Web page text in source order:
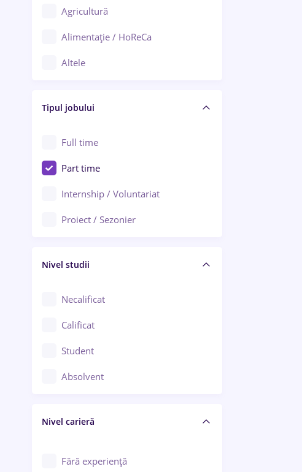
Ploiești
Arad
Baia Mare
Bârlad
Bistrița (Bistrița-Năsăud)
Agricultură
Alimentație / HoReCa
Altele
Asigurări
Au pair / Babysitter / Curățenie
Audit / Consultanță
Auto / Echipamente
Automatizări
Cercetare - dezvoltare
Chimie / Biochimie
Confecții / Design vestimentar
Construcții / Instalații
Controlul calității
Educație / Training / Arte
Tipul jobului
Full time
Part time
Internship / Voluntariat
Proiect / Sezonier
Nivel studii
Necalificat
Calificat
Student
Absolvent
Nivel carieră
Fără experiență